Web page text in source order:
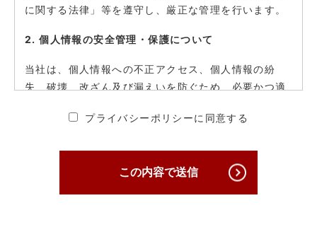
に関する法律」等を遵守し、厳正な管理を行います。
2. 個人情報の安全管理・保護について
当社は、個人情報への不正アクセス、個人情報の紛
失、破壊、改ざん及び漏えいを防ぐため、必要かつ適
扱います。
3. 個人情報の第三者への提供について
原則として当社は収集した個人情報は厳重に管理し、
ご本人の事前の了承なく第三者に開示することはあり
プライバシーポリシーに同意する
この内容で送信